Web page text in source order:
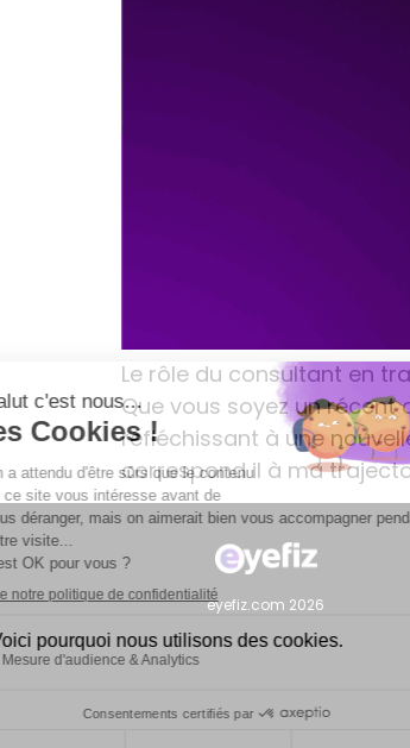
Le rôle du consultant en
Que vous soyez un récent
réfléchissant à une
correspond il à ma
eyefiz.com 2026